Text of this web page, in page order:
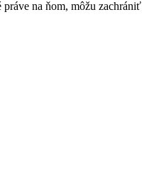
na ňom, môžu zachrániť